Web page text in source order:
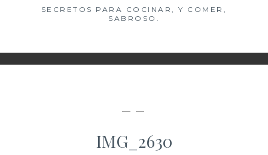
SECRETOS PARA COCINAR, Y COMER,
SABROSO.
— —
IMG_2630